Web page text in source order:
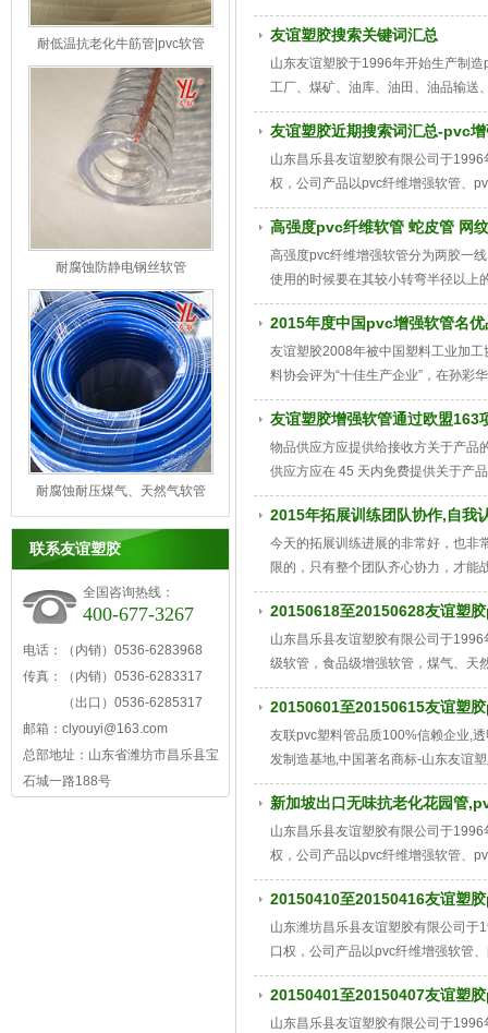
耐低温抗老化牛筋管|pvc软管
耐腐蚀防静电钢丝软管
耐腐蚀耐压煤气、天然气软管
联系友谊塑胶
全国咨询热线：
400-677-3267
电话：（内销）0536-6283968
传真：（内销）0536-6283317
（出口）0536-6285317
邮箱：clyouyi@163.com
总部地址：山东省潍坊市昌乐县宝
石城一路188号
户为理念，拥有完善的售后服务，公
友谊塑胶搜索关键词汇总
山东友谊塑胶于1996年开始生产制
工厂、煤矿、油库、油田、油品输送
静电软管与客户合作多年无质量反馈
友谊塑胶近期搜索词汇总-pvc
山东昌乐县友谊塑胶有限公司于
权，公司产品以pvc纤维增强软管、
软管，煤气、天然气专用pvc软管，
管，花园管,蛇皮管，线管，网管，
牌为宗旨，服务客户为理念，拥有完
高强度pvc纤维软管 蛇皮管 网
高强度pvc纤维增强软管分为两胶一
使用的时候要在其较小转弯半径以上
2015年度中国pvc增强软管名
友谊塑胶2008年被中国塑料工业加工
料协会评为“十佳生产企业”，在孙彩
增强软管龙头企业。
友谊塑胶增强软管通过欧盟163
物品供应方应提供给接收方关于产品
供应方应在 45 天内免费提供关于产
2015年拓展训练团队协作,自我
今天的拓展训练进展的非常好，也非
限的，只有整个团队齐心协力，才
公司给我们创造这样一个平台展示自
崭新的认知。
20150618至20150628友谊塑
山东昌乐县友谊塑胶有限公司于
级软管，食品级增强软管，煤气、天
钢丝管，灌溉用水管，花园管,蛇皮
20150601至20150615友谊塑
友联pvc塑料管品质100%信赖企业,
发制造基地,中国著名商标-山东友谊
产量达10000吨,透明pvc钢丝管远销
新加坡出口无味抗老化花园管
山东昌乐县友谊塑胶有限公司于
权，公司产品以pvc纤维增强软管、
名牌为宗旨，服务客户为理念，拥有
20150410至20150416友谊塑
山东潍坊昌乐县友谊塑胶有限公司于
口权，公司产品以pvc纤维增强软管
食品级软管，食品级增强软管，煤气
溉用水管，花园管,蛇皮管，线管，
20150401至20150407友谊塑
山东昌乐县友谊塑胶有限公司于